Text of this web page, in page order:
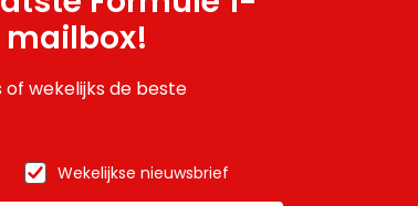
of wekelijks de beste
Wekelijkse nieuwsbrief